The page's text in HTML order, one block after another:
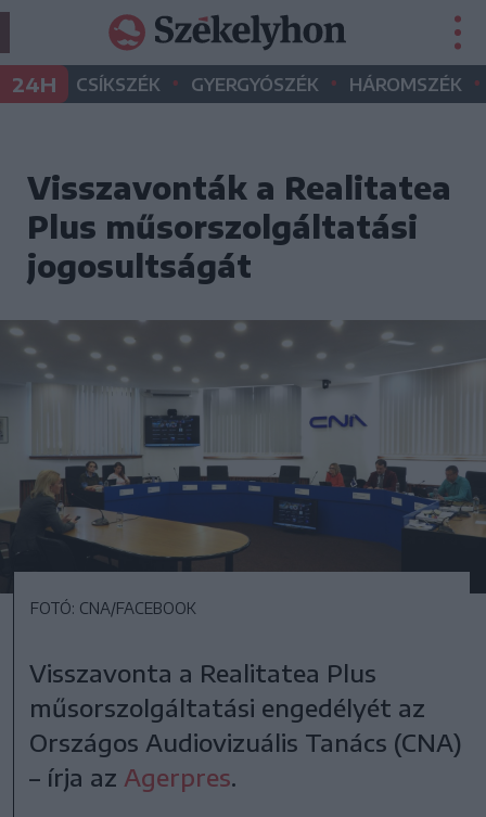
24H CSÍKSZÉK • GYERGYÓSZÉK • HÁROMSZÉK •
Visszavonták a Realitatea
Plus műsorszolgáltatási
jogosultságát
FOTÓ: CNA/FACEBOOK
Visszavonta a Realitatea Plus
műsorszolgáltatási engedélyét az
Országos Audiovizuális Tanács (CNA)
– írja az Agerpres.